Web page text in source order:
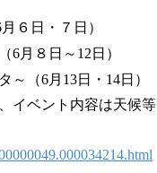
６日・７日）
6月８日～12日）
～（6月13日・14日）
イベント内容は天候